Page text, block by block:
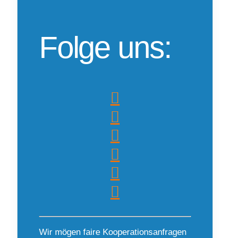
Folge uns:
Wir mögen faire Kooperationsanfragen